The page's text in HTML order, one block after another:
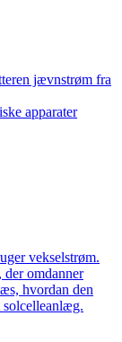
jævnstrøm fra
apparater
vekselstrøm.
der omdanner
hvordan den